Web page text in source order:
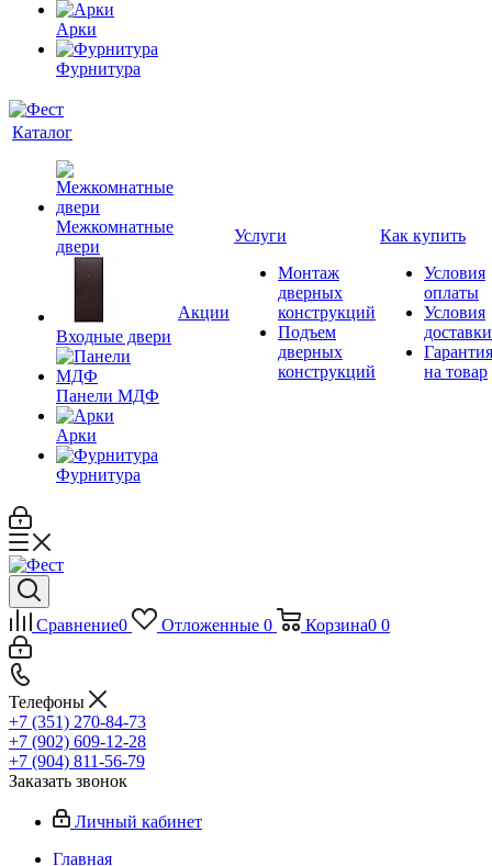
Арки
Фурнитура
Каталог
Межкомнатные
двери
Входные двери
Панели МДФ
Арки
Фурнитура
Акции
Услуги
Монтаж
дверных
конструкций
Подъем
дверных
конструкций
Как купить
Условия
оплаты
Условия
доставки
Гарантия
на товар
Сравнение0 Отложенные 0 Корзина0 0
Телефоны
+7 (351) 270-84-73
+7 (902) 609-12-28
+7 (904) 811-56-79
Заказать звонок
Личный кабинет
Главная